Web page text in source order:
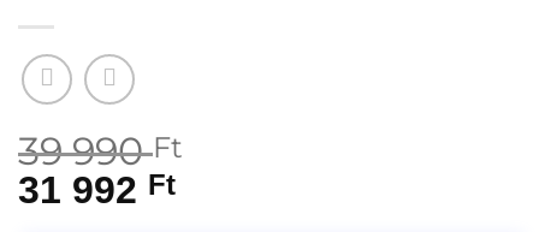
39 990Ft
31 992 Ft